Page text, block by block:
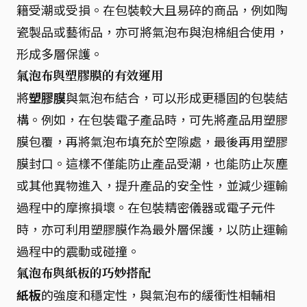
籍受潮或受損。在包裝較大且易碎的商品，例如陶
瓷製品或藝術品，亦可將氣泡布與泡棉組合使用，
形成多層保護。
氣泡布與塑膠膜的有效運用
將塑膠膜與氣泡布結合，可以形成更穩固的包裝結
構。例如，在包裝電子產品時，可先將產品用塑膠
膜包覆，再將氣泡布填充於空隙處，最後再用塑膠
膜封口。這樣不僅能防止產品受潮，也能防止灰塵
或其他異物進入，提升產品的安全性，並減少運輸
過程中的摩擦損壞。在包裝精密儀器或電子元件
時，亦可利用塑膠膜作為最外層保護，以防止運輸
過程中的震動或碰撞。
氣泡布與紙板的巧妙搭配
紙板的強度和穩定性，與氣泡布的緩衝性相輔相